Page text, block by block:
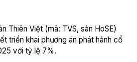
Thiên Việt (mã: TVS, sàn HoSE)
triển khai phương án phát hành cổ
với tỷ lệ 7%.